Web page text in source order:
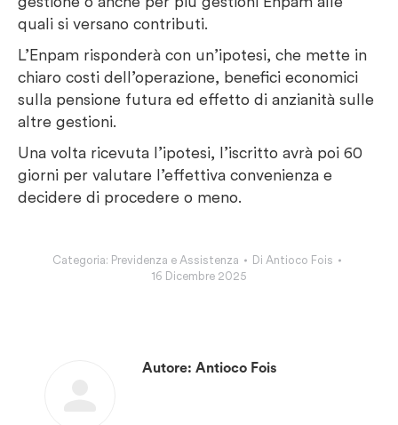
quali si versano contributi.
L’Enpam risponderà con un’ipotesi, che mette in
chiaro costi dell’operazione, benefici economici
sulla pensione futura ed effetto di anzianità sulle
altre gestioni.
Una volta ricevuta l’ipotesi, l’iscritto avrà poi 60
giorni per valutare l’effettiva convenienza e
decidere di procedere o meno.
Categoria: Previdenza e Assistenza Di Antioco Fois
16 Dicembre 2025
Autore: Antioco Fois